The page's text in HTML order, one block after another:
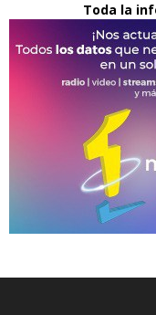
Toda la